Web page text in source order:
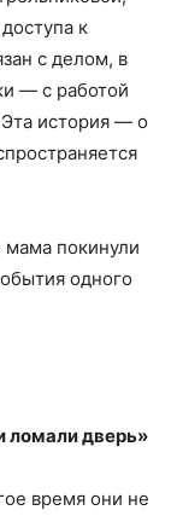
к
с делом, в
— с работой
история — о
мама покинули
одного
ломали дверь»
время они не